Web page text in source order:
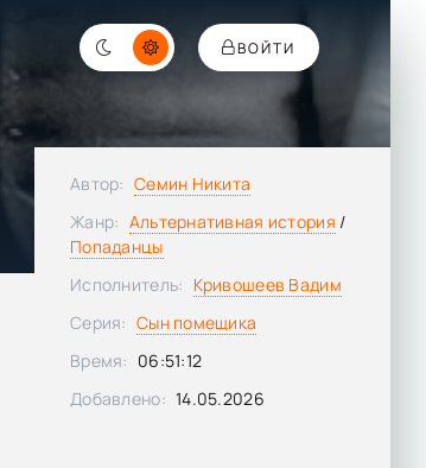
ВОЙТИ
Автор: Семин Никита
Жанр: Альтернативная история /
Попаданцы
Исполнитель: Кривошеев Вадим
Серия: Сын помещика
Время: 06:51:12
Добавлено: 14.05.2026